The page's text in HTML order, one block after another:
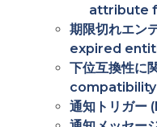
attribute
期限切れエン
expired
下位互換性に
通知トリガ